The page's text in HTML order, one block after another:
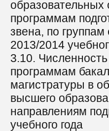
образовательных
программам
звена, по
2013/2014
3.10.
программам
магистратуры в
высшего
направлениям
учебного года